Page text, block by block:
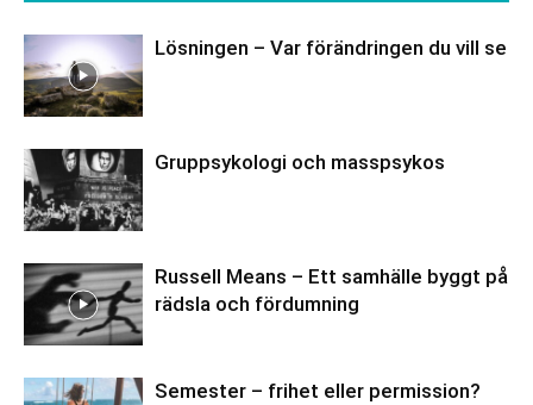
Lösningen – Var förändringen du vill se
Gruppsykologi och masspsykos
Russell Means – Ett samhälle byggt på
rädsla och fördumning
Semester – frihet eller permission?